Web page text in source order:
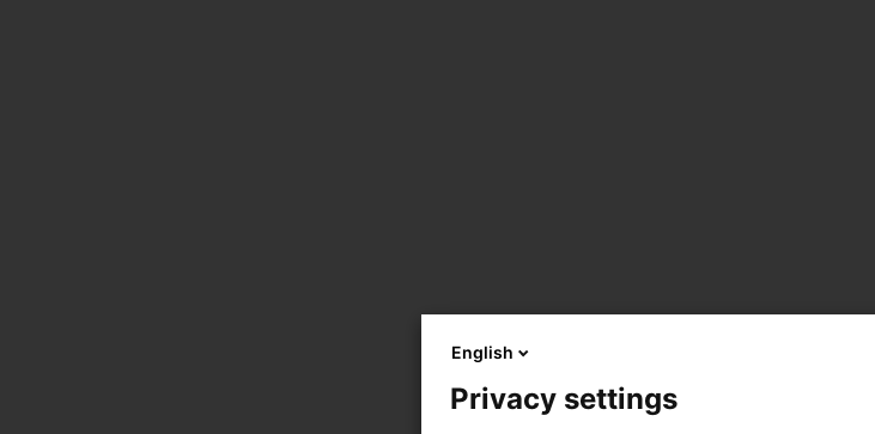
English
Privacy settings